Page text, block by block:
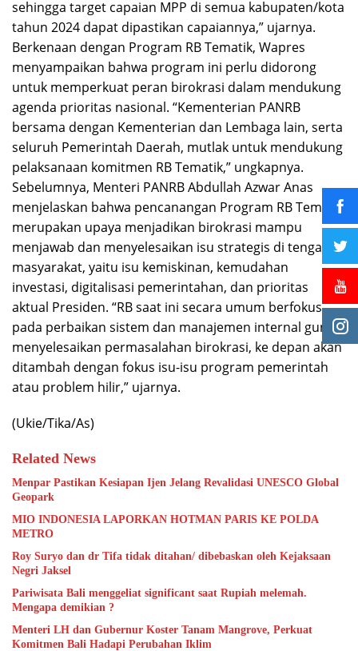
sehingga target capaian MPP di semua kabupaten/kota
tahun 2024 dapat dipastikan capaiannya,” ujarnya.
Berkenaan dengan Program RB Tematik, Wapres
menyampaikan bahwa program ini perlu didorong
untuk memperkuat peran birokrasi dalam mendukung
agenda prioritas nasional. “Kementerian PANRB
bersama dengan Kementerian dan Lembaga lain, serta
seluruh Pemerintah Daerah, mutlak untuk mendukung
pelaksanaan komitmen RB Tematik,” ungkapnya.
Sebelumnya, Menteri PANRB Abdullah Azwar Anas
menjelaskan bahwa pencanangan Program RB Tematik
merupakan upaya menjadikan birokrasi mampu
menjawab dan menyelesaikan isu strategis di tengah
masyarakat, yaitu isu kemiskinan, kemudahan
investasi, digitalisasi pemerintahan, dan prioritas
aktual Presiden. “RB saat ini secara umum berfokus
pada perbaikan sistem dan manajemen internal guna
menyelesaikan permasalahan birokrasi, ke depan akan
ditambah dengan fokus isu-isu program pemerintah
atau problem hilir,” ujarnya.
(Ukie/Tika/As)
Related News
Menpar Pastikan Kesiapan Ijen Jelang Revalidasi UNESCO Global
Geopark
MIO INDONESIA LAPORKAN HOTMAN PARIS KE POLDA
METRO
Roy Suryo dan dr Tifa tidak ditahan/ dibebaskan oleh Kejaksaan
Negri Jaksel
Pariwisata Bali menggeliat significant saat Rupiah melemah.
Mengapa demikian ?
Menteri LH dan Gubernur Koster Tanam Mangrove, Perkuat
Komitmen Bali Hadapi Perubahan Iklim